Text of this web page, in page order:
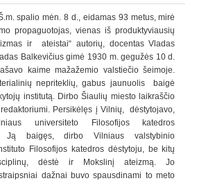
mėn. 8 d., eidamas 93 metus, mirė
propaguotojas, vienas iš produktyviausių
ir ateistai“ autorių, docentas Vladas
Balkevičius gimė 1930 m. gegužės 10 d.
kaime mažažemio valstiečio šeimoje.
nepriteklių, gabus jaunuolis baigė
institutą. Dirbo Šiaulių miesto laikraščio
Persikėlęs į Vilnių, dėstytojavo,
universiteto Filosofijos katedros
Ją baigęs, dirbo Vilniaus valstybinio
Filosofijos katedros dėstytoju, be kitų
dėstė ir Mokslinį ateizmą. Jo
dažnai buvo spausdinami to meto